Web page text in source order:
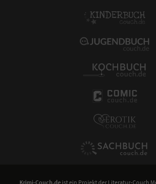
Krimi-Couch.de ist ein Projekt der Literatur-Couch